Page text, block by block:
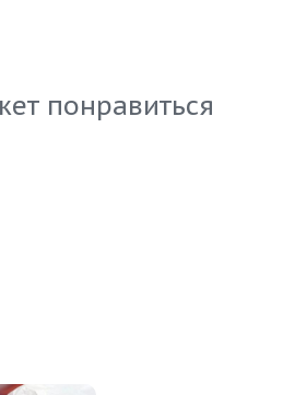
клиентов. Угорь
вариантом для салатов,
рыба
понравиться